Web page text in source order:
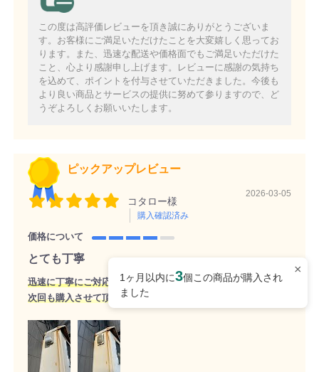
×
1ヶ月以内に3個この商品が購入され
ました
この度は高評価レビューを頂き誠にありがとうございま
す。お客様にご満足いただけたことを大変嬉しく思ってお
ります。また、迅速な配送や価格面でもご満足いただけた
こと、心より感謝申し上げます。レビューに感謝の気持ち
を込めて、ポイントを付与させていただきました。今後も
より良い商品とサービスの提供に努めて参りますので、ど
うぞよろしくお願いいたします。
ピックアップレビュー
コタロー様
購入確認済み
2026-03-05
価格について
とても丁寧
迅速に丁寧にご対応頂きありがとうございました。
次回も購入させて頂きます。